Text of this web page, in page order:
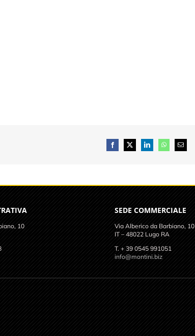
Facebook
X LinkedInWhatsAppEmail
10
SEDE COMMERCIALE
Via Alberico da Barbiano, 10
IT – 48022 Lugo RA
T. + 39 0545 991051
info@montini.biz